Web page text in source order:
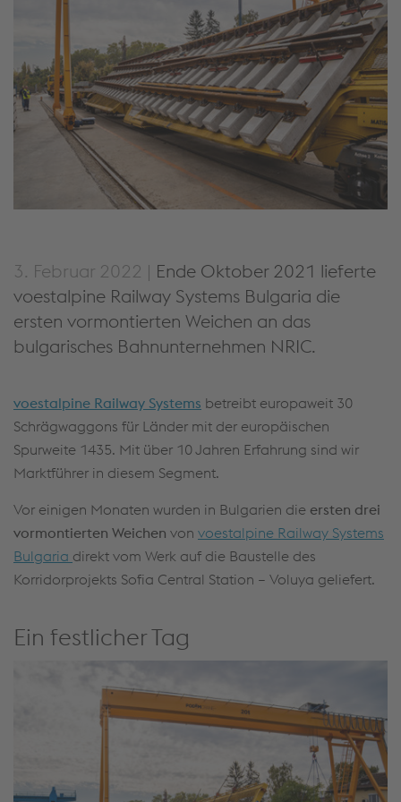
3. Februar 2022 | Ende Oktober 2021 lieferte
voestalpine Railway Systems Bulgaria die
ersten vormontierten Weichen an das
bulgarisches Bahnunternehmen NRIC.
voestalpine Railway Systems betreibt europaweit 30
Schrägwaggons für Länder mit der europäischen
Spurweite 1435. Mit über 10 Jahren Erfahrung sind wir
Marktführer in diesem Segment.
Vor einigen Monaten wurden in Bulgarien die ersten drei
vormontierten Weichen von voestalpine Railway Systems
Bulgaria direkt vom Werk auf die Baustelle des
Korridorprojekts Sofia Central Station – Voluya geliefert.
Ein festlicher Tag